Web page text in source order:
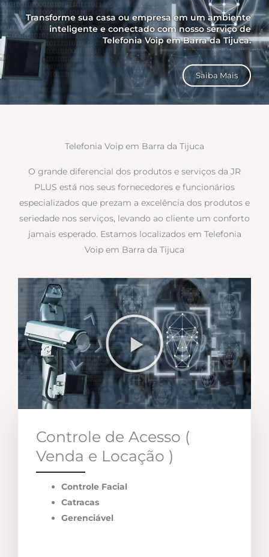
Transforme sua casa ou empresa em um ambiente
inteligente e conectado com nosso serviço de
Telefonia Voip em Barra da Tijuca.
Saiba Mais
Telefonia Voip em Barra da Tijuca
O grande diferencial dos produtos e serviços da JR
PLUS está nos seus fornecedores e funcionários
especializados que prezam a excelência dos produtos e
seriedade nos serviços, levando ao cliente um conforto
jamais esperado. Estamos localizados em Telefonia
Voip em Barra da Tijuca
Controle de Acesso (
Venda e Locação )
Controle Facial
Catracas
Gerenciável